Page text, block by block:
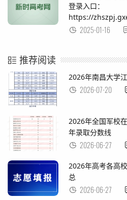
登录入口：
https://
2025-01-16
推荐阅读
2026年南昌大学
2026-07-20
2026年全国军校
年录取分数线
2026-06-27
2026年高考各高
总
2026-06-27